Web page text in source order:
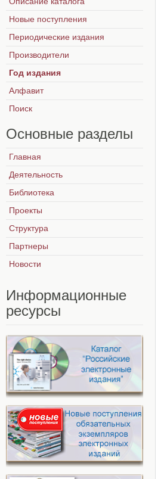
Новые поступления
Периодические издания
Производители
Год издания
Алфавит
Поиск
Основные разделы
Главная
Деятельность
Библиотека
Проекты
Структура
Партнеры
Новости
Информационные
ресурсы